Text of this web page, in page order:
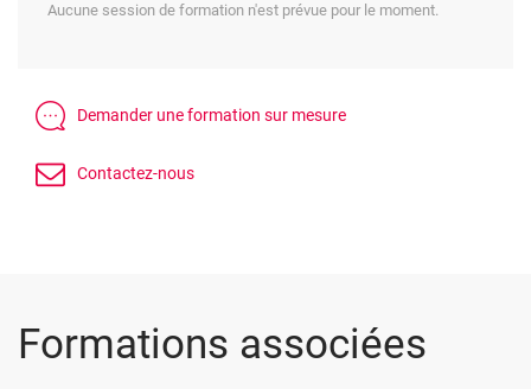
Aucune session de formation n'est prévue pour le moment.
Formations associées